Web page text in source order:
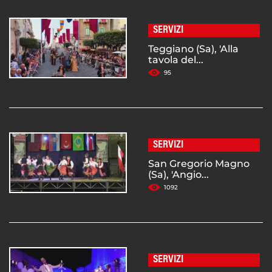
SERVIZI
Teggiano (Sa), 'Alla
tavola del...
95
SERVIZI
San Gregorio Magno
(Sa), 'Angio...
1092
SERVIZI